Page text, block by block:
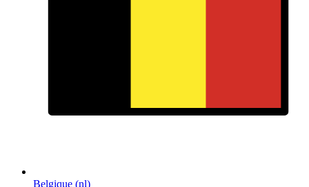
Belgique (nl)